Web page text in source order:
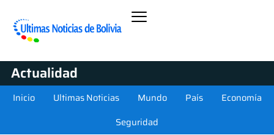
Actualidad
Inicio Ultimas Noticias Mundo País
Economía
Seguridad